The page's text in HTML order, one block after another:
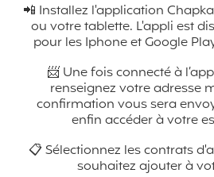
📲 Installez l'application
ou votre tablette. L'appli est
pour les Iphone et Google
📨 Une fois connecté à
renseignez votre adresse
confirmation vous sera
enfin accéder à votre
📋 Sélectionnez les contrats
souhaitez ajouter à